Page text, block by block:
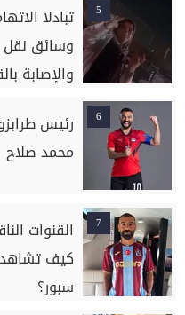
5
تبادلا
وسائق
والإصابة
6
رئيس
محمد صلاح
7
كيف تشاهد
سبور؟